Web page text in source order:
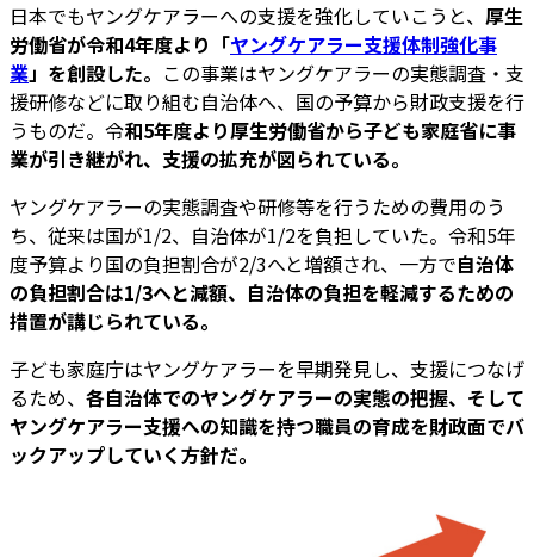
日本でもヤングケアラーへの支援を強化していこうと、 厚生
労働省が令和4年度より「ヤングケアラー支援体制強化事
業」を創設した。 この事業はヤングケアラーの実態調査・支
援研修などに取り組む自治体へ、国の予算から財政支援を行
うものだ。令和5年度より厚生労働省から子ども家庭省に事
業が引き継がれ、支援の拡充が図られている。
ヤングケアラーの実態調査や研修等を行うための費用のう
ち、従来は国が1/2、自治体が1/2を負担していた。令和5年
度予算より国の負担割合が2/3へと増額され、一方で自治体
の負担割合は1/3へと減額、自治体の負担を軽減するための
措置が講じられている。
子ども家庭庁はヤングケアラーを早期発見し、支援につなげ
るため、 各自治体でのヤングケアラーの実態の把握、そして
ヤングケアラー支援への知識を持つ職員の育成を財政面でバ
ックアップしていく方針だ。